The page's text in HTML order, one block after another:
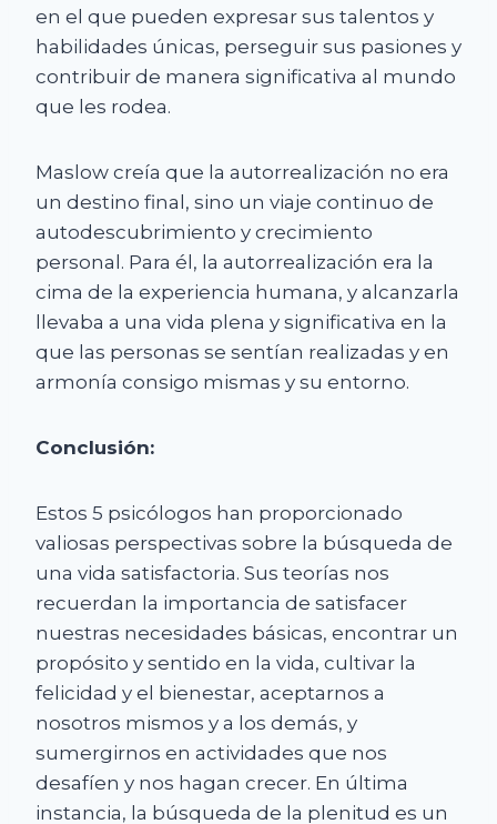
en el que pueden expresar sus talentos y
habilidades únicas, perseguir sus pasiones y
contribuir de manera significativa al mundo
que les rodea.
Maslow creía que la autorrealización no era
un destino final, sino un viaje continuo de
autodescubrimiento y crecimiento
personal. Para él, la autorrealización era la
cima de la experiencia humana, y alcanzarla
llevaba a una vida plena y significativa en la
que las personas se sentían realizadas y en
armonía consigo mismas y su entorno.
Conclusión:
Estos 5 psicólogos han proporcionado
valiosas perspectivas sobre la búsqueda de
una vida satisfactoria. Sus teorías nos
recuerdan la importancia de satisfacer
nuestras necesidades básicas, encontrar un
propósito y sentido en la vida, cultivar la
felicidad y el bienestar, aceptarnos a
nosotros mismos y a los demás, y
sumergirnos en actividades que nos
desafíen y nos hagan crecer. En última
instancia, la búsqueda de la plenitud es un